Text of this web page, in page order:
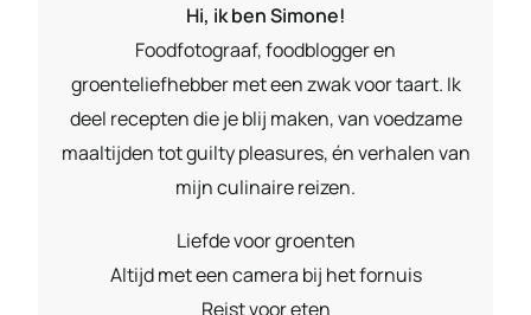
Hi, ik ben Simone!
Foodfotograaf, foodblogger en
groenteliefhebber met een zwak voor taart. Ik
deel recepten die je blij maken, van voedzame
maaltijden tot guilty pleasures, én verhalen van
mijn culinaire reizen.
Liefde voor groenten
Altijd met een camera bij het fornuis
Reist voor eten